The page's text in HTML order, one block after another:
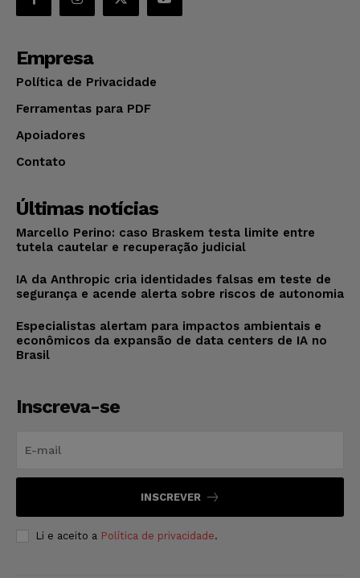
Empresa
Política de Privacidade
Ferramentas para PDF
Apoiadores
Contato
Últimas notícias
Marcello Perino: caso Braskem testa limite entre
tutela cautelar e recuperação judicial
IA da Anthropic cria identidades falsas em teste de
segurança e acende alerta sobre riscos de autonomia
Especialistas alertam para impactos ambientais e
econômicos da expansão de data centers de IA no
Brasil
Inscreva-se
INSCREVER
Li e aceito a Política de privacidade.